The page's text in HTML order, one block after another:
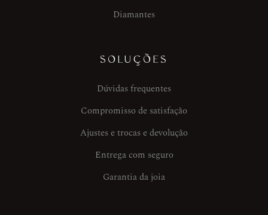
Diamantes
SOLUÇÕES
Dúvidas frequentes
Compromisso de satisfação
Ajustes e trocas e devolução
Entrega com seguro
Garantia da joia